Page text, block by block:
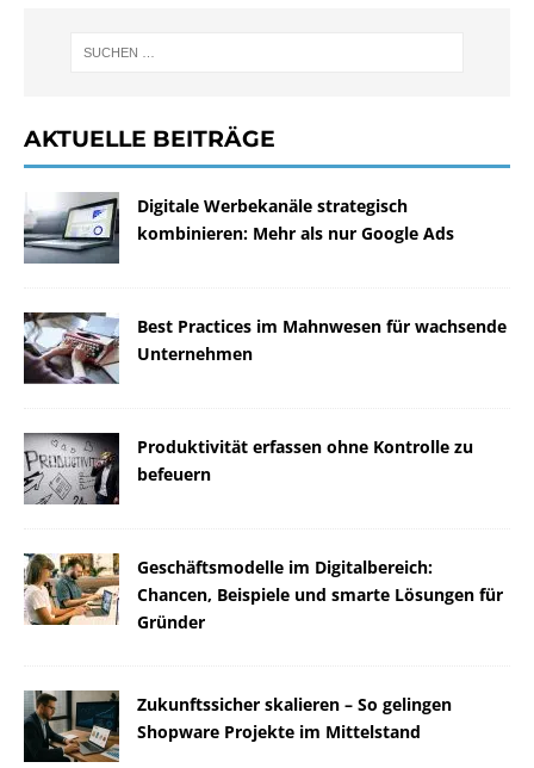
AKTUELLE BEITRÄGE
Digitale Werbekanäle strategisch
kombinieren: Mehr als nur Google Ads
Best Practices im Mahnwesen für wachsende
Unternehmen
Produktivität erfassen ohne Kontrolle zu
befeuern
Geschäftsmodelle im Digitalbereich:
Chancen, Beispiele und smarte Lösungen für
Gründer
Zukunftssicher skalieren – So gelingen
Shopware Projekte im Mittelstand